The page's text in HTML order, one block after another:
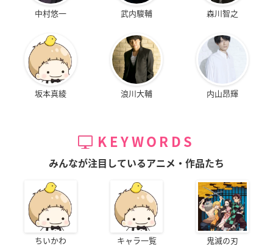
中村悠一 武内駿輔 森川智之
坂本真綾 浪川大輔 内山昂輝
KEYWORDS
みんなが注目しているアニメ・作品たち
ちいかわ キャラ一覧 鬼滅の刃